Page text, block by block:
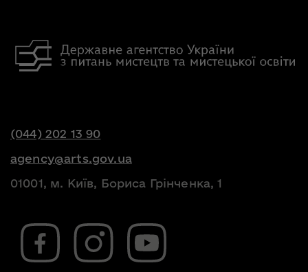
(044) 202 13 90
agency@arts.gov.ua
01001, м. Київ, Бориса Грінченка, 1